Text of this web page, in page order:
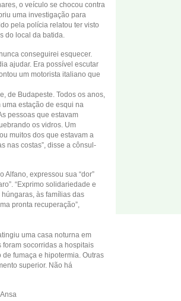
o veículo se chocou contra
uma investigação para
pela polícia relatou ter visto
do local da batida.
conseguirei esquecer.
ajudar. Era possível escutar
um motorista italiano que
de Budapeste. Todos os anos,
estação de esqui na
pessoas que estavam
os vidros. Um
muitos dos que estavam a
nas costas”, disse a cônsul-
Alfano, expressou sua “dor”
“Exprimo solidariedade e
às famílias das
pronta recuperação”,
uma casa noturna em
foram socorridas a hospitais
fumaça e hipotermia. Outras
superior. Não há